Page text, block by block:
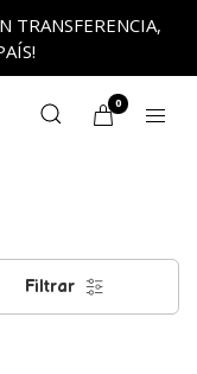
TRANSFERENCIA,
0
Filtrar